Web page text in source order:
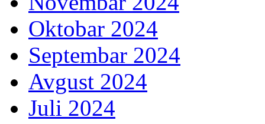
Oktobar 2024
Septembar 2024
Avgust 2024
Juli 2024